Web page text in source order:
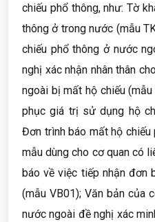
chiếu phổ thông, như: Tờ
thông ở trong nước (mẫu
chiếu phổ thông ở nước
nghị xác nhận nhân thân
ngoài bị mất hộ chiếu
phục giá trị sử dụng hộ
Đơn trình báo mất hộ chiếu
mẫu dùng cho cơ quan có
báo về việc tiếp nhận đơn
(mẫu VB01); Văn bản của
nước ngoài đề nghị xác